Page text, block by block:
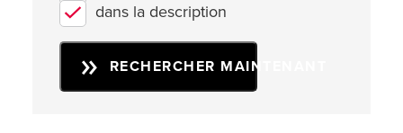
dans la description
RECHERCHER MAINTENANT